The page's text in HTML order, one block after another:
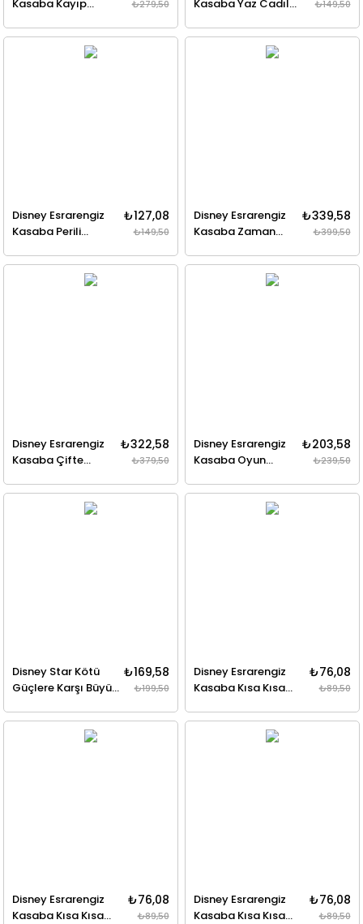
Kasaba Kayıp
₺279,50
Kasaba Yaz Cadılar
₺149,50
Disney Esrarengiz
Kasaba Perili
₺127,08
₺149,50
Disney Esrarengiz
Kasaba Zaman
Laneti
₺339,58
₺399,50
Disney Esrarengiz
Kasaba Çifte
₺322,58
₺379,50
Disney Esrarengiz
Kasaba Oyun
₺203,58
₺239,50
Disney Star Kötü
Güçlere Karşı Büyük
₺169,58
₺199,50
Disney Esrarengiz
Kasaba Kısa Kısa
Rehberi
₺76,08
₺89,50
Disney Esrarengiz
Kasaba Kısa Kısa
₺76,08
₺89,50
Disney Esrarengiz
Kasaba Kısa Kısa
₺76,08
₺89,50